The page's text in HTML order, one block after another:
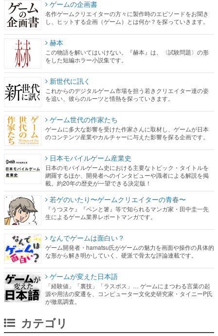
ゲームの企画書
名作ゲームクリエイターの方々に製作時のエピソードをお聞き
し、ヒットする企画（ゲーム）とは何か？を探っていきます。
赫本
この物語を解いてはいけない。『赫本』は、〈試験問題〉の形
をした短編ホラー小説集です。
新世代に訊く
これからのデジタルゲーム市場を担う若きクリエイター達の姿
を追い、彼らのルーツと情熱を探っていきます。
ゲーム世代の作家たち
ゲームに多大な影響を受けた作家さんに取材し、ゲームが日本
のコンテンツ産業やカルチャーに与えた影響を探る企画です。
日本モバイルゲーム産業史
日本のモバイルゲーム史における主要なトピック・タイトルを
網羅するほか、開発者へのインタビューや識者による解説を掲
載。約20年の歴史が一望できる決定版！
若ゲのいたり〜ゲームクリエイターの青春〜
『うつヌケ』『ペンと箸』等で知られるマンガ家・田中圭一先
生によるゲーム業界レポートマンガです。
なんでゲームは面白い？
ゲーム開発者・hamatsu氏がゲームの魅力を画面や操作の具体的
な形から解き明かしていく、硬派で骨太な評論連載です。
ゲームが変えた日本語
「経験値」「裏技」「ラスボス」… ゲームにまつわる言葉の起
源や用法の変遷を、コンピューター文化史研究家・タイニーP氏
が徹底調査。
カテゴリ